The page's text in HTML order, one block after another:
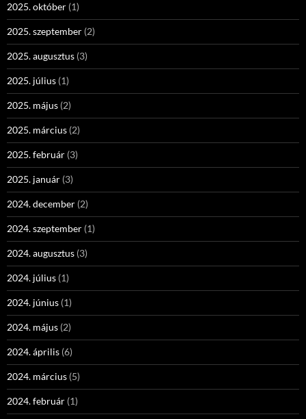
2025. október (1)
2025. szeptember (2)
2025. augusztus (3)
2025. július (1)
2025. május (2)
2025. március (2)
2025. február (3)
2025. január (3)
2024. december (2)
2024. szeptember (1)
2024. augusztus (3)
2024. július (1)
2024. június (1)
2024. május (2)
2024. április (6)
2024. március (5)
2024. február (1)